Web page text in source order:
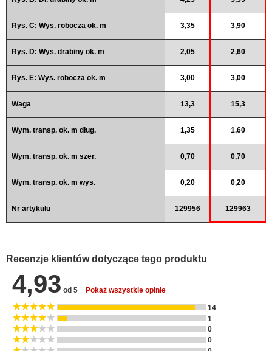
Rys. D: Wys. drabiny ok. m 2,05 2,60
Rys. E: Wys. robocza ok. m 3,00 3,00
Waga 13,3 15,3
Wym. transp. ok. m dług. 1,35 1,60
Wym. transp. ok. m szer. 0,70 0,70
Wym. transp. ok. m wys. 0,20 0,20
Nr artykułu 129956 129963
4,93 od 5 Pokaż wszystkie opinie
0
0